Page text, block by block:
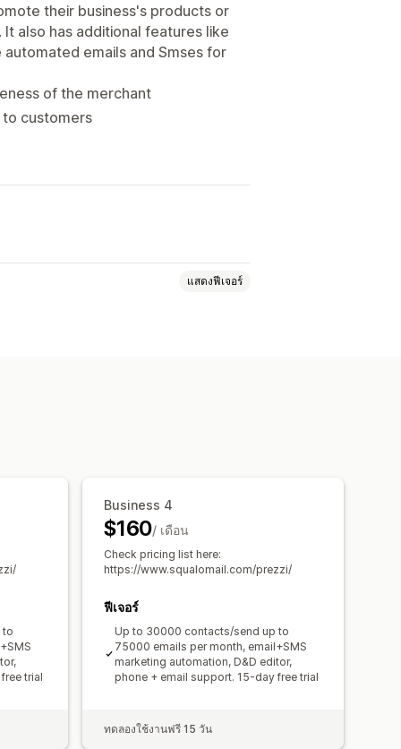
their business's products or
also has additional features like
emails and Smses for
of the merchant
customers
แสดงฟีเจอร์
to
trial
Business 4
$160/ เดือน
Check pricing list here:
https://www.squalomail.com/prezzi/
ฟีเจอร์
Up to 30000 contacts/send up to
75000 emails per month, email+SMS
marketing automation, D&D editor,
phone + email support. 15-day free trial
ทดลองใช้งานฟรี 15 วัน